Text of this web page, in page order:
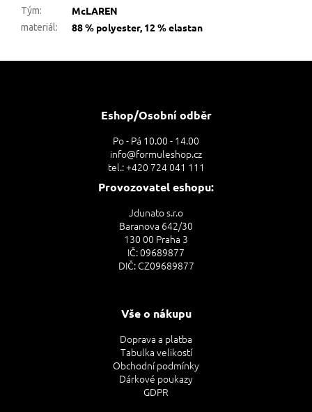
Tým: McLAREN
materiál: 88 % polyester, 12 % elastan
Eshop/Osobní odběr
Po - Pá 10.00 - 14.00
info@formuleshop.cz
tel.: +420 724 041 111
Provozovatel eshopu:
Jdunato s.r.o
Baranova 642/30
130 00 Praha 3
IČ: 09689877
DIČ: CZ09689877
Vše o nákupu
Doprava a platba
Tabulka velikostí
Obchodní podmínky
Dárkové poukazy
GDPR